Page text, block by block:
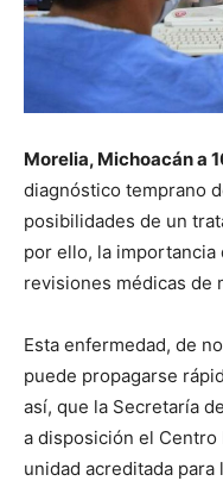
Morelia, Michoacán a
diagnóstico temprano
posibilidades de un
por ello, la importancia
revisiones médicas de
Esta enfermedad, de
puede propagarse
así, que la Secretaría
a disposición el Centro
unidad acreditada